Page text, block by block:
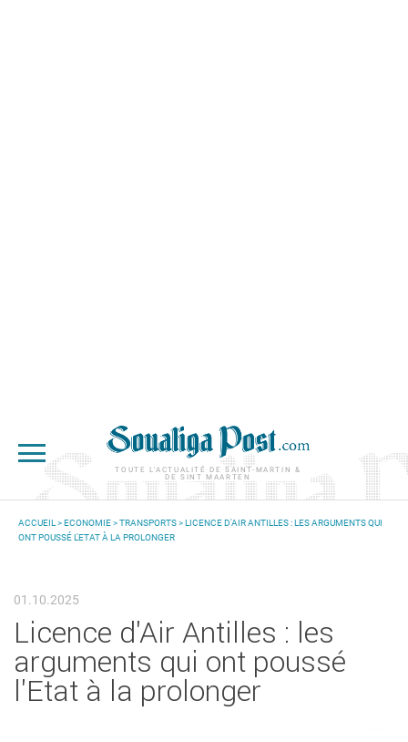
TOUTE L'ACTUALITÉ DE SAINT-MARTIN &
DE SINT MAARTEN
VOUS ÊTES ICI
ACCUEIL >ECONOMIE>TRANSPORTS> LICENCE D'AIR ANTILLES : LES ARGUMENTS QUI
ONT POUSSÉ L'ETAT À LA PROLONGER
01.10.2025
Licence d'Air Antilles : les
arguments qui ont poussé
l'Etat à la prolonger